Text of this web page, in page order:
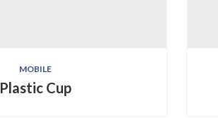
MOBILE
Plastic Cup